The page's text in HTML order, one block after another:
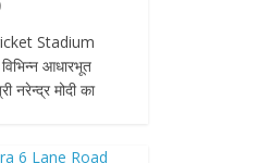
Stadium
आधारभूत
नरेन्द्र मोदी का